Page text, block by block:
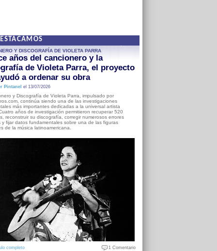
Y DISCOGRAFÍA DE VIOLETA PARRA
años del cancionero y la
de Violeta Parra, el proyecto
a ordenar su obra
Pintanel el 13/07/2026
y Discografía de Violeta Parra, impulsado por
continúa siendo una de las investigaciones
más importantes dedicadas a la universal artista
años de investigación permitieron recuperar 520
reconstruir su discografía, corregir numerosos errores
y fijar datos fundamentales sobre una de las figuras
de la música latinoamericana.
completo 1 Comentario